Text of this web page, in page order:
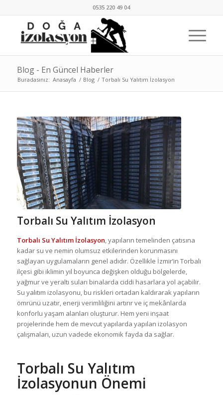
0535 220 49 04
Blog - En Güncel Haberler
Buradasınız: Anasayfa / Blog / Torbalı Su Yalıtım İzolasyon
Torbalı Su Yalıtım İzolasyon
Torbalı Su Yalıtım İzolasyon, yapıların temelinden çatısına
kadar su ve nemin olumsuz etkilerinden korunmasını
sağlayan uygulamaların genel adıdır. Özellikle İzmir’in Torbalı
ilçesi gibi iklimin yıl boyunca değişken olduğu bölgelerde,
yağmur ve yeraltı suları binalarda ciddi hasarlara yol açabilir.
Su yalıtım izolasyonu, bu riskleri ortadan kaldırarak yapıların
ömrünü uzatır, enerji verimliliğini artırır ve iç mekânlarda
konforlu yaşam alanları oluşturur. Hem yeni inşaat
projelerinde hem de mevcut yapılarda yapılan izolasyon
çalışmaları, uzun vadede ekonomik fayda da sağlar.
Torbalı Su Yalıtım
İzolasyonun Önemi